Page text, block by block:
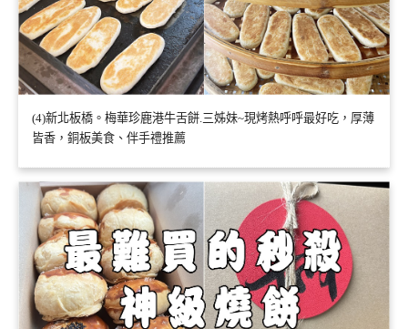
(4)新北板橋。梅華珍鹿港牛舌餅.三姊妹~現烤熱呼呼最好吃，厚薄
皆香，銅板美食、伴手禮推薦